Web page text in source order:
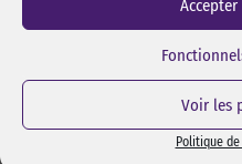
Voir les
Politique